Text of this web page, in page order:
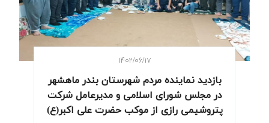
۱۴۰۲/۰۶/۱۷
بازدید نماینده مردم شهرستان بندر ماهشهر
در مجلس شورای اسلامی و مدیرعامل شرکت
پتروشیمی رازی از موکب حضرت علی اکبر(ع)